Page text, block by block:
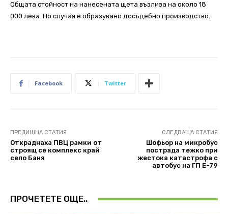
Общата стойност на нанесената щета възлиза на около 18
000 лева. По случая е образувано досъдебно производство.
Facebook Twitter
ПРЕДИШНА СТАТИЯ
Откраднаха ПВЦ рамки от
строящ се комплекс край
село Баня
СЛЕДВАЩА СТАТИЯ
Шофьор на микробус
пострада тежко при
жестока катастрофа с
автобус на ГП Е-79
ПРОЧЕТЕТЕ ОЩЕ..